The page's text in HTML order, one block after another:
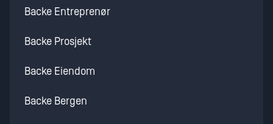
Backe Entreprenør
Backe Prosjekt
Backe Eiendom
Backe Bergen